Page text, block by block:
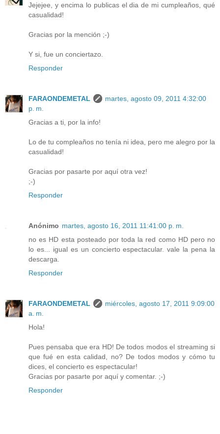
Jejejee, y encima lo publicas el dia de mi cumpleaños, qué
casualidad!
Gracias por la mención ;-)
Y si, fue un conciertazo.
Responder
FARAONDEMETAL
martes, agosto 09, 2011 4:32:00
p. m.
Gracias a ti, por la info!
Lo de tu compleaños no tenía ni idea, pero me alegro por la
casualidad!
Gracias por pasarte por aquí otra vez!
;-)
Responder
Anónimo martes, agosto 16, 2011 11:41:00 p. m.
no es HD esta posteado por toda la red como HD pero no
lo es... igual es un concierto espectacular. vale la pena la
descarga.
Responder
FARAONDEMETAL
miércoles, agosto 17, 2011 9:09:00
a. m.
Hola!
Pues pensaba que era HD! De todos modos el streaming si
que fué en esta calidad, no? De todos modos y cómo tu
dices, el concierto es espectacular!
Gracias por pasarte por aquí y comentar. ;-)
Responder